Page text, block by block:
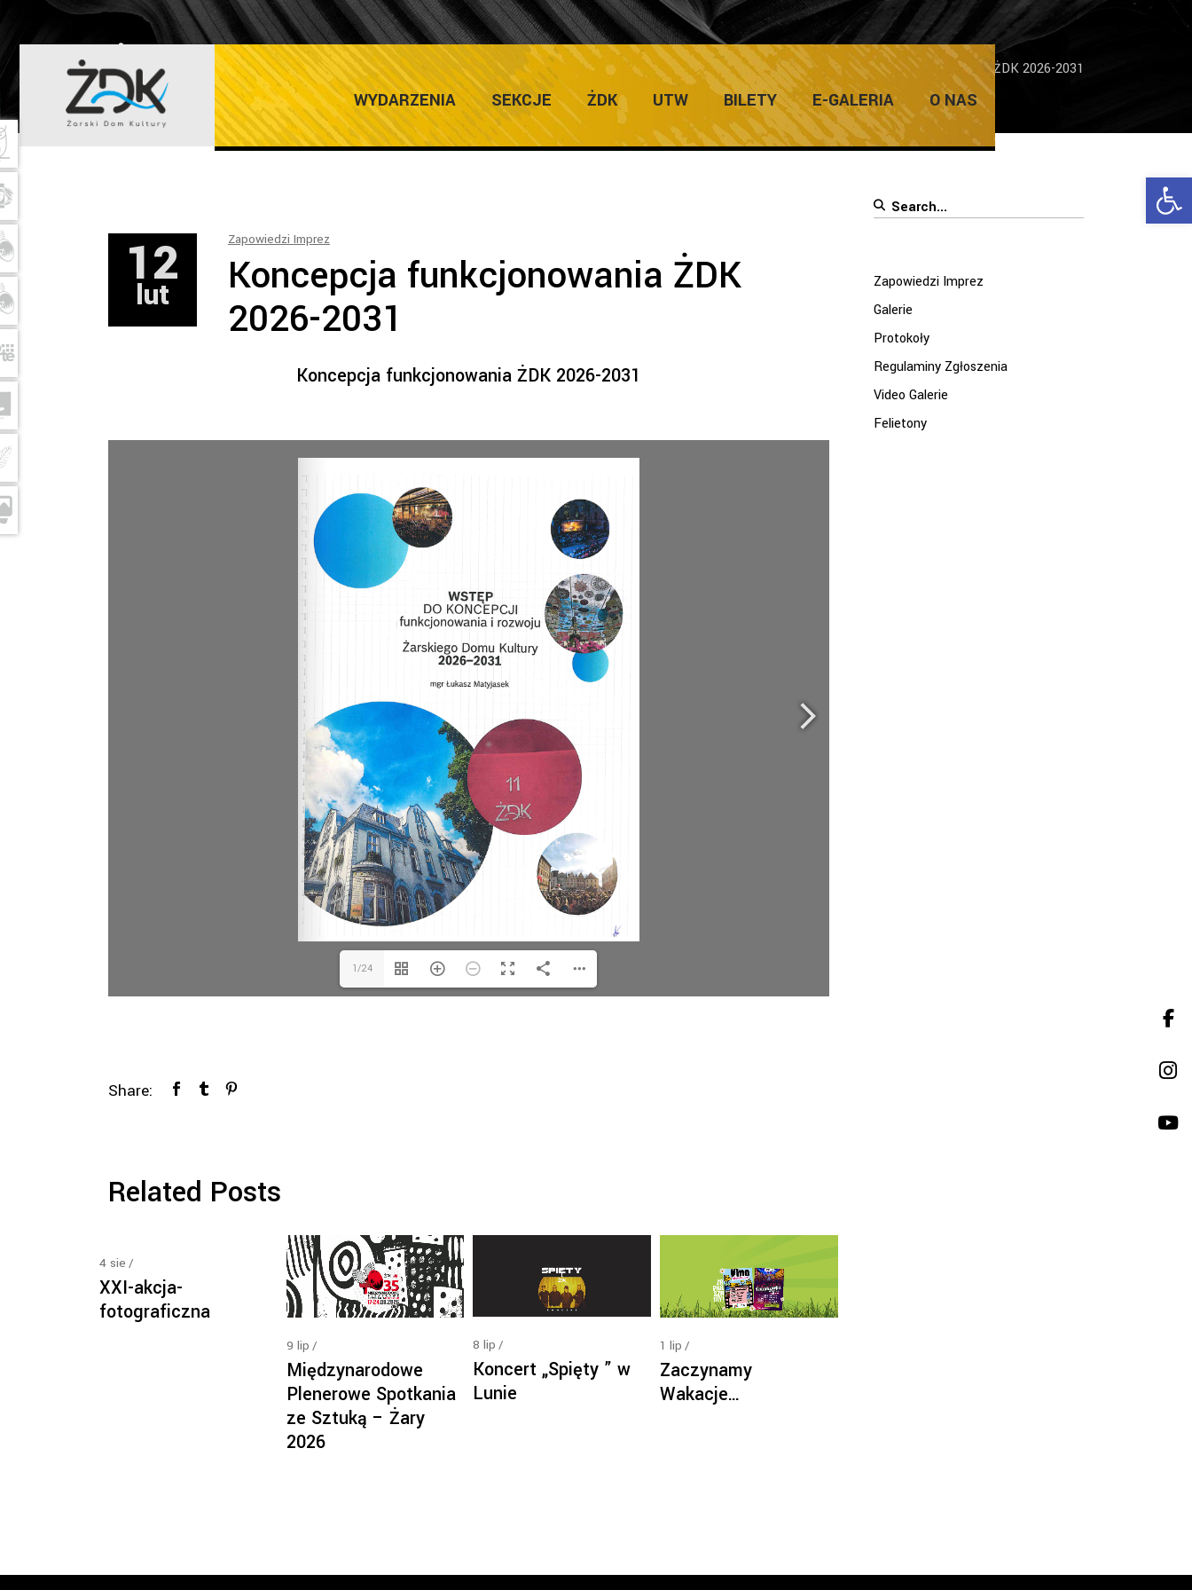
WYDARZENIA SEKCJE ŻDK UTW BILETY E-GALERIA O NAS
ŻARSKI DOM KULTURY Home/Zapowiedzi Imprez /Koncepcja funkcjonowania ŻDK 2026-2031
12
lut
Zapowiedzi Imprez
Koncepcja funkcjonowania ŻDK
2026-2031
Koncepcja funkcjonowania ŻDK 2026-2031
1/24
Share:
Related Posts
4 sie
XXI-akcja-
fotograficzna
9 lip
Międzynarodowe
Plenerowe Spotkania
ze Sztuką – Żary
2026
8 lip
Koncert „Spięty ” w
Lunie
1 lip
Zaczynamy
Wakacje…
Search
Zapowiedzi Imprez
Galerie
Protokoły
Regulaminy Zgłoszenia
Video Galerie
Felietony